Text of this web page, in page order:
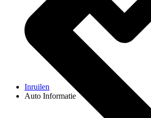
Inruilen
Auto Informatie